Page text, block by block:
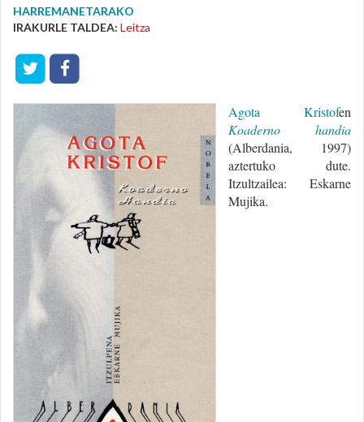
HARREMANETARAKO
IRAKURLE TALDEA: Leitza
Agota Kristofen
Koaderno handia
(Alberdania, 1997)
aztertuko dute.
Itzultzailea: Eskarne
Mujika.